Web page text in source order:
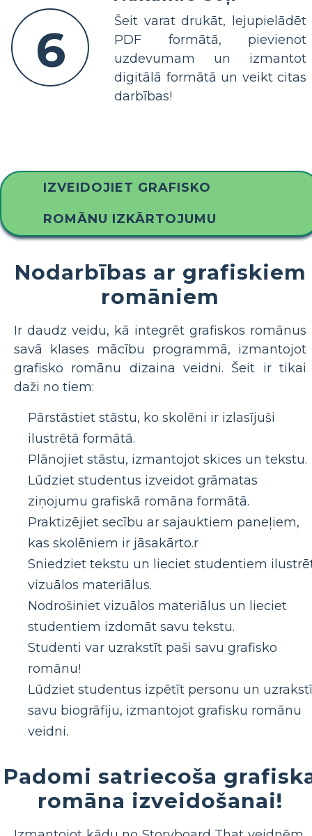
6
Šeit varat drukāt, lejupielādēt
PDF formātā, pievienot
uzdevumam un izmantot
digitālā formātā un veikt citas
darbības!
IZVEIDOJIET GRAFISKO
ROMĀNU IZKĀRTOJUMU
Nodarbības ar grafiskiem
romāniem
Ir daudz veidu, kā integrēt grafiskos romānus
savā klases mācību programmā, izmantojot
grafisko romānu dizaina veidni. Šeit ir tikai
daži no tiem:
Pārstāstiet stāstu, ko skolēni ir izlasījuši
ilustrētā formātā.
Plānojiet stāstu, izmantojot skices un tekstu.
Lūdziet studentus izveidot grāmatas
ziņojumu grafiskā romāna formātā.
Praktizējiet secību ar sajauktiem paneļiem,
kas skolēniem ir jāsakārto.r
Sniedziet tekstu un lieciet studentiem
vizuālos materiālus.
Nodrošiniet vizuālos materiālus un lieciet
studentiem izdomāt savu tekstu.
Studenti var uzrakstīt paši savu grafisko
romānu!
Lūdziet studentus izpētīt personu un
savu biogrāfiju, izmantojot grafisku romānu
veidni.
Padomi satriecoša
romāna izveidošanai!